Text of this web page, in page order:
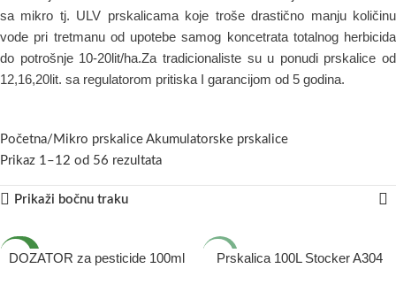
sa mikro tj. ULV prskalicama koje troše drastično manju količinu
vode pri tretmanu od upotebe samog koncetrata totalnog herbicida
do potrošnje 10-20lit/ha.Za tradicionaliste su u ponudi prskalice od
12,16,20lit. sa regulatorom pritiska I garancijom od 5 godina.
Početna Mikro prskalice Akumulatorske prskalice
Prikaz 1–12 od 56 rezultata
Prikaži bočnu traku
NOVO
DOZATOR za pesticide 100ml -10%
Prskalica 100L Stocker A304